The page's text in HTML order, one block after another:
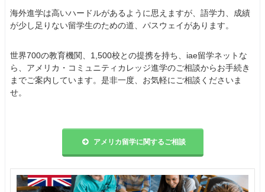
海外進学は高いハードルがあるように思えますが、語学力、成績
が少し足りない留学生のための道、パスウェイがあります。
世界700の教育機関、1,500校との提携を持ち、iae留学ネットな
ら、アメリカ・コミュニティカレッジ進学のご相談からお手続き
までご案内しています。是非一度、お気軽にご相談くださいま
せ。
アメリカ留学に関するご相談